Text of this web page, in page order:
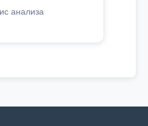
анализа